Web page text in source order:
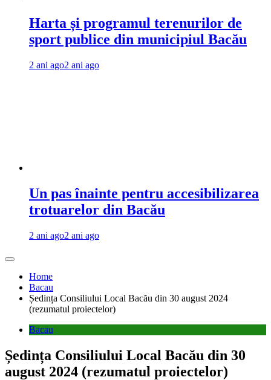
Harta și programul terenurilor de
sport publice din municipiul Bacău
2 ani ago2 ani ago
Un pas înainte pentru accesibilizarea
trotuarelor din Bacău
2 ani ago2 ani ago
Home
Bacau
Ședința Consiliului Local Bacău din 30 august 2024
(rezumatul proiectelor)
Bacau
Ședința Consiliului Local Bacău din 30
august 2024 (rezumatul proiectelor)